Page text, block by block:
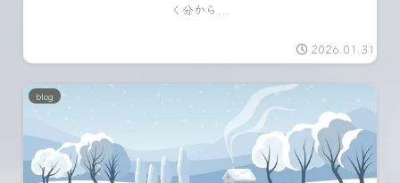
く分から...
2026.01.31
blog